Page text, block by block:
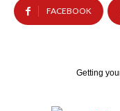
FACEBOOK
Getting